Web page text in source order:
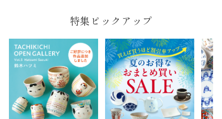
幅
袋のサイズは当店で最適なものをご用意いたしま
す。
ご提供枚数の上限はご注文商品数となります。
天掛け包装、ギフト袋対応の商品にはおつけでき
ません。
※犬猫時計には、手提袋をお付けできません
特集ピックアップ